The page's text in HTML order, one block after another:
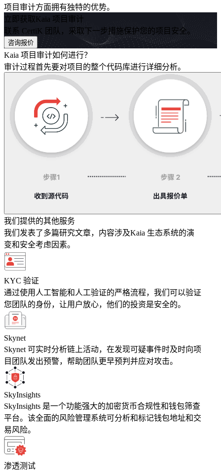
项目审计方面拥有独特的优势。
立即获取Kaia 项目审计
联系 CertiK 团队，采取下一步措施保护您的项目安全。
咨询报价
Kaia 项目审计如何进行？
审计过程首先要对项目的整个代码库进行详细分析。
我们提供的其他服务
我们发表了多篇研究文章，内容涉及Kaia 生态系统的演
变和安全考虑因素。
KYC 验证
通过使用人工智能和人工验证的严格流程，我们可以验证
您团队的身份，让用户放心，他们的投资是安全的。
Skynet
Skynet 可实时分析链上活动，在发现可疑事件时及时向项
目团队发出预警，帮助团队更早预判并应对攻击。
SkyInsights
SkyInsights 是一个功能强大的加密货币合规性和钱包筛查
平台。该全面的风险管理系统可分析和标记钱包地址和交
易风险。
渗透测试